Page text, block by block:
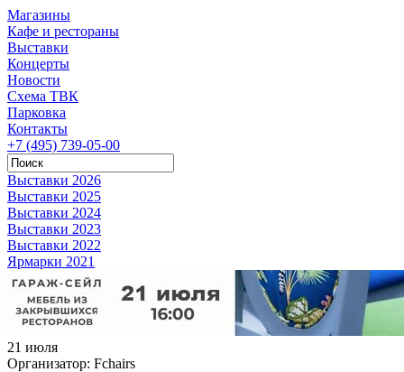
Магазины
Кафе и рестораны
Выставки
Концерты
Новости
Схема ТВК
Парковка
Контакты
+7 (495) 739-05-00
Выставки 2026
Выставки 2025
Выставки 2024
Выставки 2023
Выставки 2022
Ярмарки 2021
21 июля
Организатор: Fchairs